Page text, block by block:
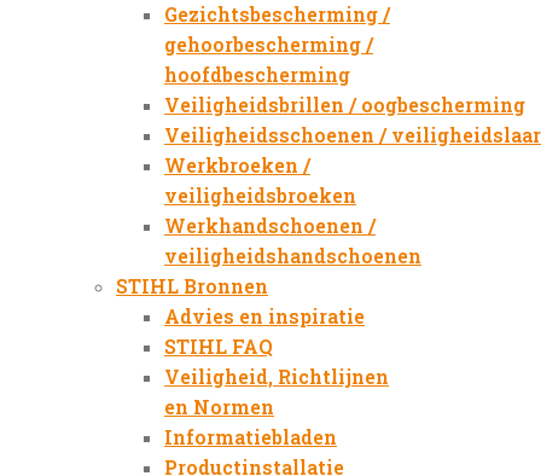
Gezichtsbescherming /
gehoorbescherming /
hoofdbescherming
Veiligheidsbrillen / oogbescherming
Veiligheidsschoenen /
Werkbroeken /
veiligheidsbroeken
Werkhandschoenen /
veiligheidshandschoenen
STIHL Bronnen
Advies en inspiratie
STIHL FAQ
Veiligheid, Richtlijnen
en Normen
Informatiebladen
Productinstallatie